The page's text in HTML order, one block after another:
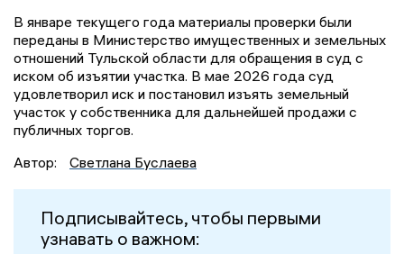
В январе текущего года материалы проверки были
переданы в Министерство имущественных и земельных
отношений Тульской области для обращения в суд с
иском об изъятии участка. В мае 2026 года суд
удовлетворил иск и постановил изъять земельный
участок у собственника для дальнейшей продажи с
публичных торгов.
Автор:
Светлана Буслаева
Подписывайтесь, чтобы первыми
узнавать о важном: